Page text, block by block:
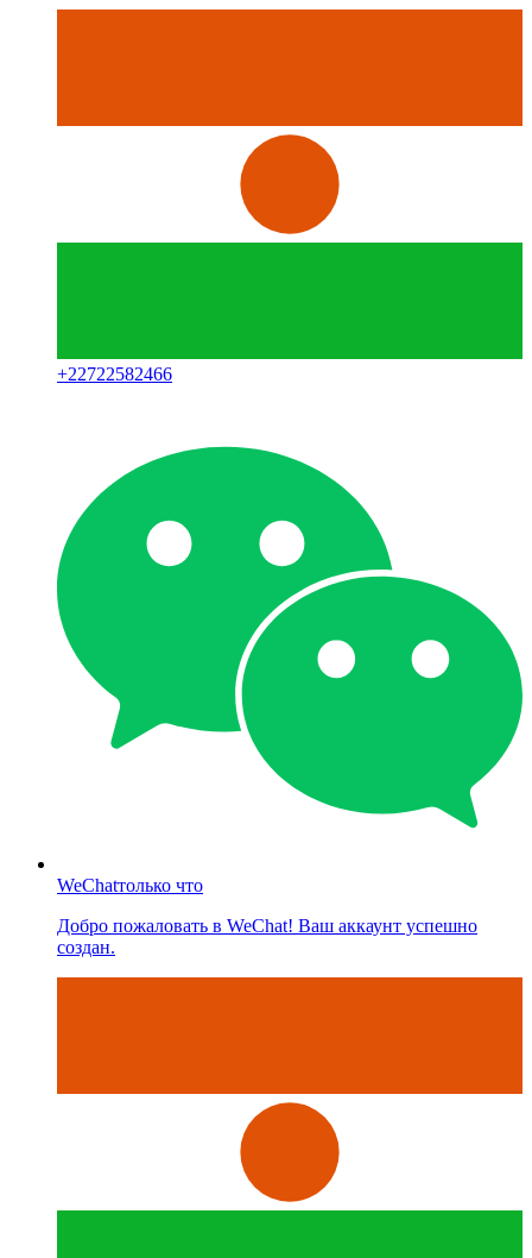
+22722582466
WeChatтолько что
Добро пожаловать в WeChat! Ваш аккаунт успешно
создан.